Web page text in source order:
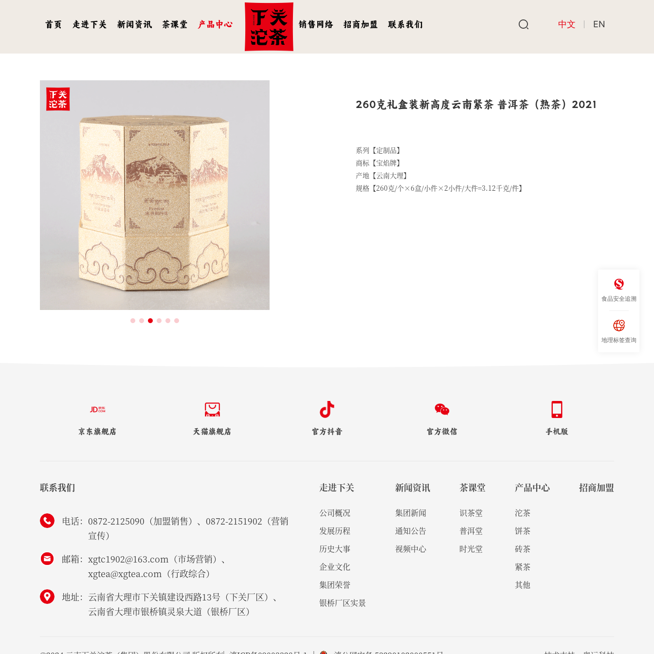
首页 走进下关 新闻资讯 茶课堂 产品中心 销售网络 招商加盟 联系我们 中文 EN
260克礼盒装新高度云南紧茶 普洱茶（熟茶）2021
系列【定制品】
商标【宝焰牌】
产地【云南大理】
规格【260克/个×6盒/小件×2小件/大件=3.12千克/件】
京东旗舰店 天猫旗舰店 官方抖音 官方微信 手机版
走进下关
公司概况
发展历程
历史大事
企业文化
集团荣誉
银桥厂区实景
新闻资讯
集团新闻
通知公告
视频中心
茶课堂
识茶堂
普洱堂
时光堂
产品中心
沱茶
饼茶
砖茶
紧茶
其他
招商加盟
联系我们
电话：0872-2125090（加盟销售）、0872-2151902（营销
宣传）
邮箱：xgtc1902@163.com（市场营销）、
xgtea@xgtea.com（行政综合）
地址： 云南省大理市下关镇建设西路13号（下关厂区）、
云南省大理市银桥镇灵泉大道（银桥厂区）
食品安全追溯
地理标签查询